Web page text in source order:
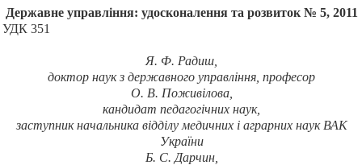
Державне управління: удосконалення та розвиток № 5, 2011
УДК 351
Я. Ф. Радиш,
доктор наук з державного управління, професор
О. В. Поживілова,
кандидат педагогічних наук,
заступник начальника відділу медичних і аграрних наук ВАК
України
Б. С. Дарчин,